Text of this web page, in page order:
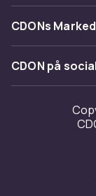
Maerke
Om os
Arbejd på CDON
Investor
CDONs
Merchant
CDON på